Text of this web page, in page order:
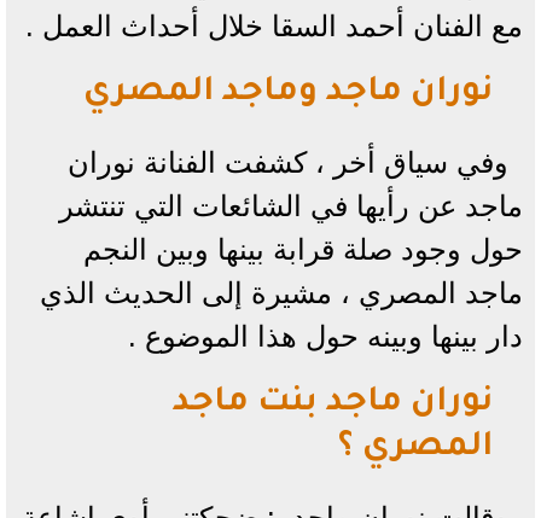
مع الفنان أحمد السقا خلال أحداث العمل .
نوران ماجد وماجد المصري
وفي سياق أخر ، كشفت الفنانة نوران
ماجد عن رأيها في الشائعات التي تنتشر
حول وجود صلة قرابة بينها وبين النجم
ماجد المصري ، مشيرة إلى الحديث الذي
دار بينها وبينه حول هذا الموضوع .
نوران ماجد بنت ماجد
المصري ؟